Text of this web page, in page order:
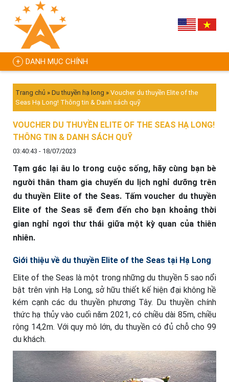
DANH MỤC CHÍNH
Trang chủ » Du thuyền hạ long » Voucher du thuyền Elite of the
Seas Hạ Long! Thông tin & Danh sách quỹ
VOUCHER DU THUYỀN ELITE OF THE SEAS HẠ LONG!
THÔNG TIN & DANH SÁCH QUỸ
03:40:43 - 18/07/2023
Tạm gác lại âu lo trong cuộc sống, hãy cùng bạn bè
người thân tham gia chuyến du lịch nghỉ dưỡng trên
du thuyền Elite of the Seas. Tấm voucher du thuyền
Elite of the Seas sẽ đem đến cho bạn khoảng thời
gian nghỉ ngơi thư thái giữa một kỳ quan của thiên
nhiên.
Giới thiệu về du thuyền Elite of the Seas tại Hạ Long
Elite of the Seas là một trong những du thuyền 5 sao nổi
bật trên vịnh Hạ Long, sở hữu thiết kế hiện đại không hề
kém cạnh các du thuyền phương Tây. Du thuyền chính
thức hạ thủy vào cuối năm 2021, có chiều dài 85m, chiều
rộng 14,2m. Với quy mô lớn, du thuyền có đủ chỗ cho 99
du khách.